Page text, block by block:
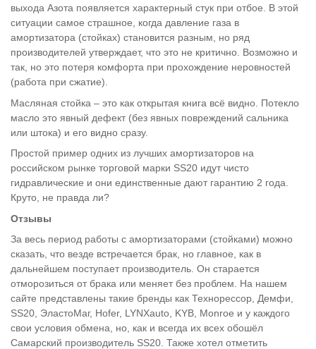
выхода Азота появляется характерный стук при отбое. В этой
ситуации самое страшное, когда давление газа в
амортизатора (стойках) становится разным, но ряд
производителей утверждает, что это не критично. Возможно и
так, но это потеря комфорта при прохождение неровностей
(работа при сжатие).
Масляная стойка – это как открытая книга всё видно. Потекло
масло это явный дефект (без явных повреждений сальника
или штока) и его видно сразу.
Простой пример одних из лучших амортизаторов на
российском рынке торговой марки SS20 идут чисто
гидравлические и они единственные дают гарантию 2 года.
Круто, не правда ли?
Отзывы
За весь период работы с амортизаторами (стойками) можно
сказать, что везде встречается брак, но главное, как в
дальнейшем поступает производитель. Он старается
отморозиться от брака или меняет без проблем. На нашем
сайте представлены такие бренды как Технорессор, Демфи,
SS20, ЭластоМаг, Hofer, LYNXauto, KYB, Monroe и у каждого
свои условия обмена, но, как и всегда их всех обошёл
Самарский производитель SS20. Также хотел отметить